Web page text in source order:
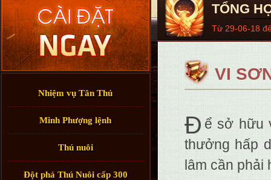
Nhiệm vụ Tân Thủ
Minh Phượng lệnh
Thú nuôi
Đột phá Thú Nuôi cấp 300
TỔNG
Từ 29-06-18
VI
Đ ể sở hữu
thưởng hấp
lâm cần phải